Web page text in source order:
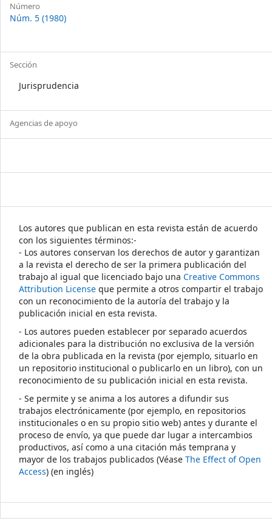
Número
Núm. 5 (1980)
Sección
Jurisprudencia
Agencias de apoyo
Los autores que publican en esta revista están de acuerdo
con los siguientes términos:-
- Los autores conservan los derechos de autor y garantizan
a la revista el derecho de ser la primera publicación del
trabajo al igual que licenciado bajo una Creative Commons
Attribution License que permite a otros compartir el trabajo
con un reconocimiento de la autoría del trabajo y la
publicación inicial en esta revista.
- Los autores pueden establecer por separado acuerdos
adicionales para la distribución no exclusiva de la versión
de la obra publicada en la revista (por ejemplo, situarlo en
un repositorio institucional o publicarlo en un libro), con un
reconocimiento de su publicación inicial en esta revista.
- Se permite y se anima a los autores a difundir sus
trabajos electrónicamente (por ejemplo, en repositorios
institucionales o en su propio sitio web) antes y durante el
proceso de envío, ya que puede dar lugar a intercambios
productivos, así como a una citación más temprana y
mayor de los trabajos publicados (Véase The Effect of Open
Access) (en inglés)